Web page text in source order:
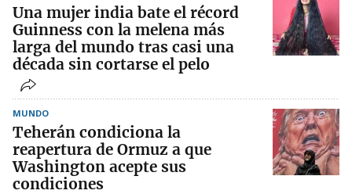
Una mujer india bate el récord
Guinness con la melena más
larga del mundo tras casi una
década sin cortarse el pelo
MUNDO
Teherán condiciona la
reapertura de Ormuz a que
Washington acepte sus
condiciones